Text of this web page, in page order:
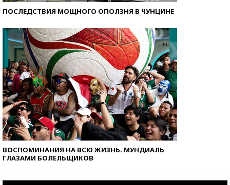
ПОСЛЕДСТВИЯ МОЩНОГО ОПОЛЗНЯ В ЧУНЦИНЕ
ВОСПОМИНАНИЯ НА ВСЮ ЖИЗНЬ. МУНДИАЛЬ
ГЛАЗАМИ БОЛЕЛЬЩИКОВ